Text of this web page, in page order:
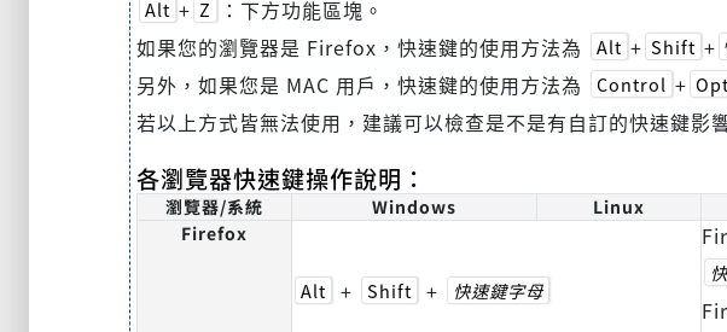
Alt + Z
：下方功能區塊。
如果您的瀏覽器是 Firefox，快速鍵的使用方法為
Alt + Shift +
另外，如果您是 MAC 用戶，快速鍵的使用方法為
Control +
若以上方式皆無法使用，建議可以檢查是不是有自訂的快速鍵影
各瀏覽器快速鍵操作說明：
瀏覽器/系統 Windows Linux
Firefox
Alt + Shift + 快速鍵字母